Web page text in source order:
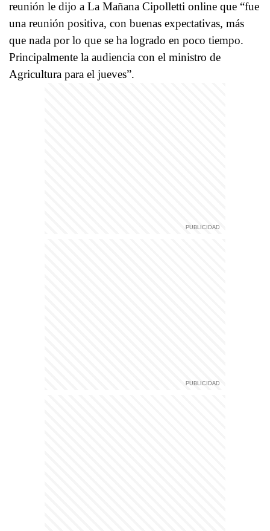
reunión le dijo a La Mañana Cipolletti online que “fue
una reunión positiva, con buenas expectativas, más
que nada por lo que se ha logrado en poco tiempo.
Principalmente la audiencia con el ministro de
Agricultura para el jueves”.